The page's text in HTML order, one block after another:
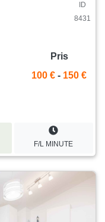
ID
8431
Pris
100 € - 150 €
F/L MINUTE